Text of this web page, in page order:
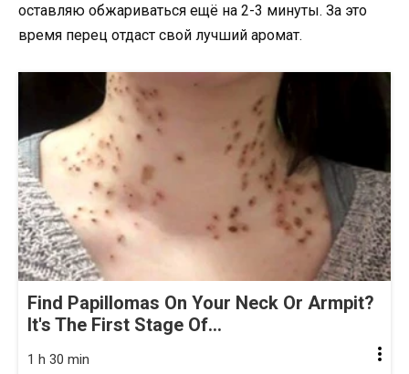
оставляю обжариваться ещё на 2-3 минуты. За это
время перец отдаст свой лучший аромат.
Find Papillomas On Your Neck Or Armpit?
It's The First Stage Of...
1 h 30 min